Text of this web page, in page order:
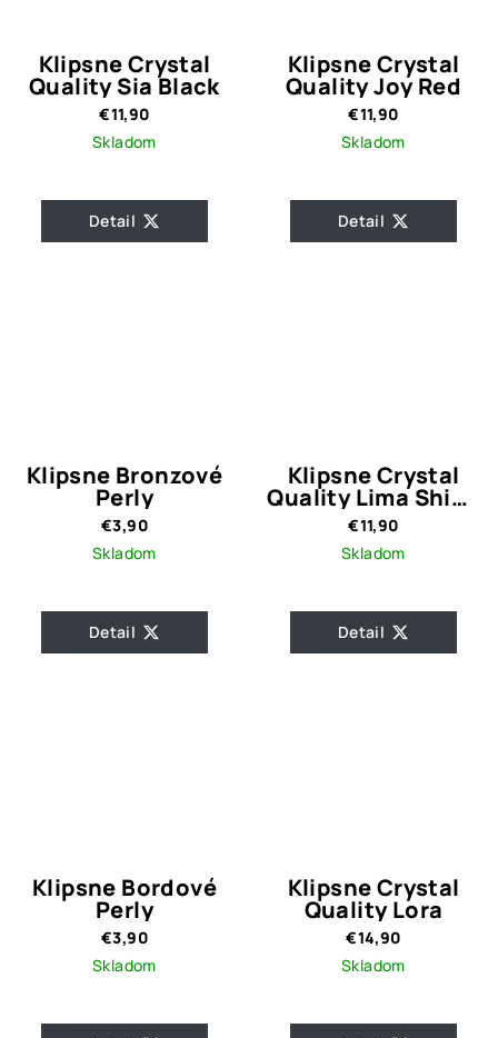
Klipsne Crystal
Quality Sia Black
€11,90
Skladom
Detail
Klipsne Crystal
Quality Joy Red
€11,90
Skladom
Detail
Klipsne Bronzové
Perly
€3,90
Skladom
Detail
Klipsne Crystal
Quality Lima Shine
Gold
€11,90
Skladom
Detail
Klipsne Bordové
Perly
€3,90
Skladom
Klipsne Crystal
Quality Lora
€14,90
Skladom